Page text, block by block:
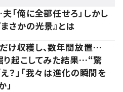
「俺に全部任せろ」しかし
さかの光景』とは
け収穫し、数年間放置…
り起こしてみた結果…“驚
？」「我々は進化の瞬間を
」